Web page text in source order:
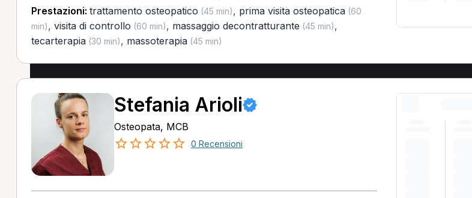
Prestazioni: trattamento osteopatico (45 min), prima visita osteopatica(60
min), visita di controllo (60 min), massaggio decontratturante (45 min),
tecarterapia(30 min), massoterapia(45 min)
Stefania Arioli
Osteopata, MCB
0 Recensioni